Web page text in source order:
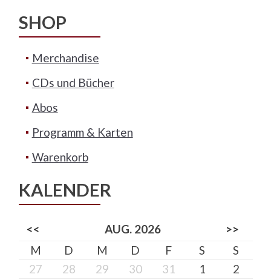
SHOP
Merchandise
CDs und Bücher
Abos
Programm & Karten
Warenkorb
KALENDER
<< AUG. 2026
>>
M
D M D F S
S
27
28 29 30 31 1
2